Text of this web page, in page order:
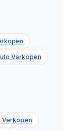
Verkopen
Verkopen